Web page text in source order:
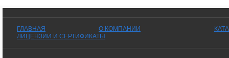
ГЛАВНАЯ О КОМПАНИИ
ЛИЦЕНЗИИ И СЕРТИФИКАТЫ